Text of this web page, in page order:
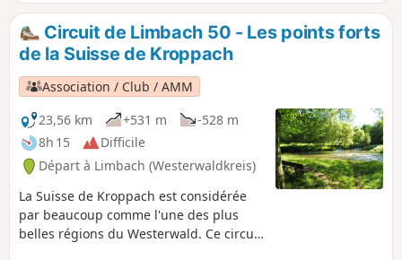
Hohe Ley, avant de rejoindre la mine d'ardoise médiévale
d'Assberg et le vénérable monastère de Marienstatt.
Circuit de Limbach 50 - Les points forts
de la Suisse de Kroppach
Association / Club / AMM
23,56 km
+531 m
-528 m
8h 15
Difficile
Départ à Limbach (Westerwaldkreis)
La Suisse de Kroppach est considérée
par beaucoup comme l'une des plus
belles régions du Westerwald. Ce circuit